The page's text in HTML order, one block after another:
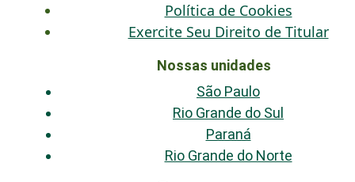
Política de Cookies
Exercite Seu Direito de Titular
Nossas unidades
São Paulo
Rio Grande do Sul
Paraná
Rio Grande do Norte